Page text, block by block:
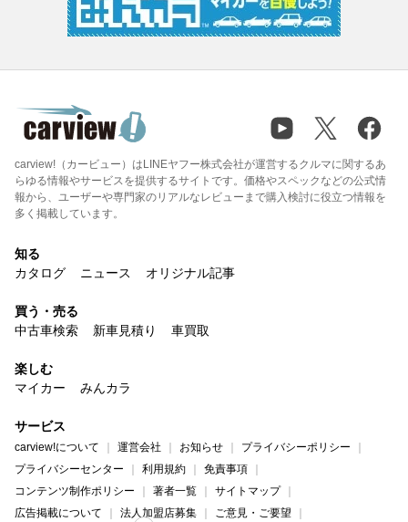
carview!（カービュー）はLINEヤフー株式会社が運営するクルマに関するあ
らゆる情報やサービスを提供するサイトです。価格やスペックなどの公式情
報から、ユーザーや専門家のリアルなレビューまで購入検討に役立つ情報を
多く掲載しています。
知る
カタログ
ニュース オリジナル記事
買う・売る
中古車検索
新車見積り 車買取
楽しむ
マイカー
みんカラ
サービス
carview!について 運営会社 お知らせ
プライバシーポリシー
プライバシーセンター
利用規約
免責事項
コンテンツ制作ポリシー
著者一覧
サイトマップ
広告掲載について
法人加盟店募集 ご意見・ご要望